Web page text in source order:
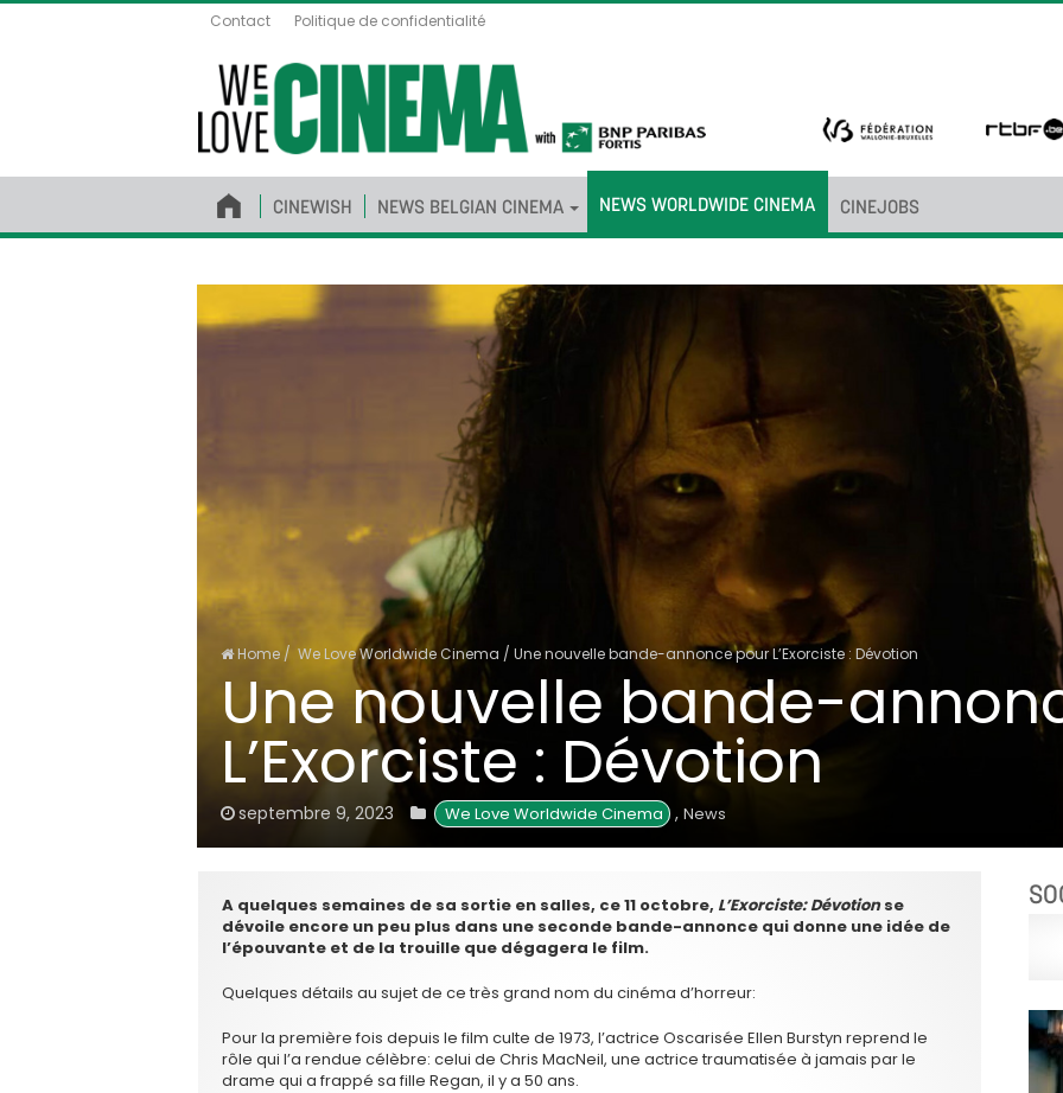
Contact Politique de confidentialité
CINEWISH NEWS BELGIAN CINEMA NEWS WORLDWIDE CINEMA CINEJOBS
Home / We Love Worldwide Cinema / Une nouvelle bande-annonce pour L’Exorciste : Dévotion
Une nouvelle bande-
L’Exorciste : Dévotion
septembre 9, 2023 We Love Worldwide Cinema , News
A quelques semaines de sa sortie en salles, ce 11 octobre, L’Exorciste: Dévotionse
dévoile encore un peu plus dans une seconde bande-annonce qui donne une idée de
l’épouvante et de la trouille que dégagera le film.
Quelques détails au sujet de ce très grand nom du cinéma d’horreur:
Pour la première fois depuis le film culte de 1973, l’actrice Oscarisée Ellen Burstyn reprend le
rôle qui l’a rendue célèbre: celui de Chris MacNeil, une actrice traumatisée à jamais par le
drame qui a frappé sa fille Regan, il y a 50 ans.